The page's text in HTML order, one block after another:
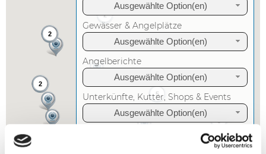
2
2
2
5
3
Ausgewählte Option(en)
Gewässer & Angelplätze
Ausgewählte Option(en)
Angelberichte
Ausgewählte Option(en)
Unterkünfte, Kutter, Shops & Events
Ausgewählte Option(en)